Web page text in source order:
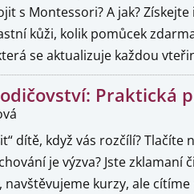
s Montessori? A jak?
kůži, kolik pomůcek
se aktualizuje každou
Praktická
dítě, když vás rozčílí? Tlačíte
je výzva? Jste zklamaní
kurzy, ale